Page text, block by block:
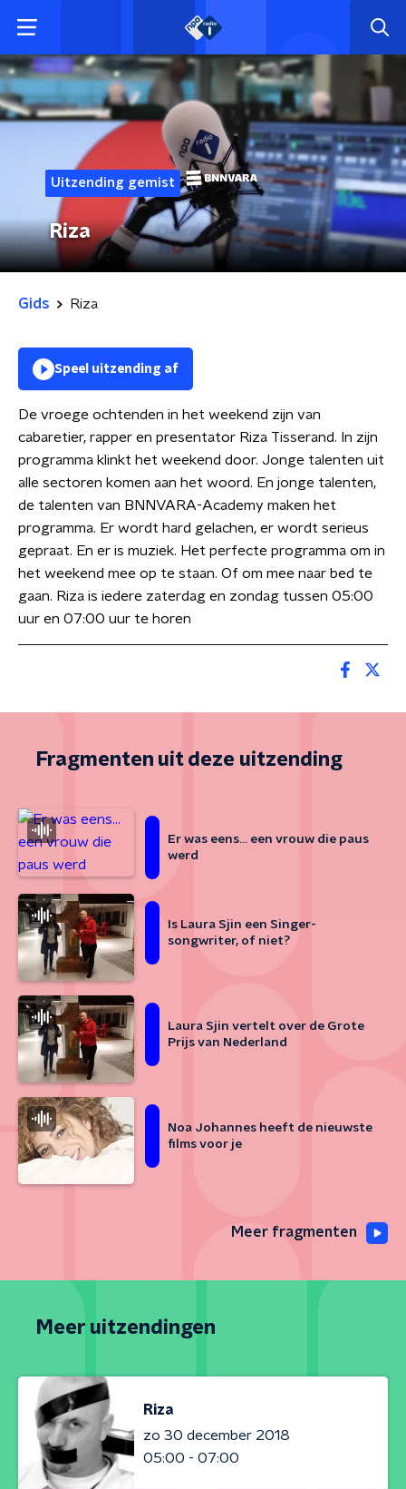
Uitzending gemist
Riza
Gids Riza
Speel uitzending af
De vroege ochtenden in het weekend zijn van
cabaretier, rapper en presentator Riza Tisserand. In zijn
programma klinkt het weekend door. Jonge talenten uit
alle sectoren komen aan het woord. En jonge talenten,
de talenten van BNNVARA-Academy maken het
programma. Er wordt hard gelachen, er wordt serieus
gepraat. En er is muziek. Het perfecte programma om in
het weekend mee op te staan. Of om mee naar bed te
gaan. Riza is iedere zaterdag en zondag tussen 05:00
uur en 07:00 uur te horen
Fragmenten uit deze uitzending
Er was eens… een vrouw die paus
werd
Is Laura Sjin een Singer-
songwriter, of niet?
Laura Sjin vertelt over de Grote
Prijs van Nederland
Noa Johannes heeft de nieuwste
films voor je
Meer fragmenten
Meer uitzendingen
Riza
zo 30 december 2018
05:00 - 07:00